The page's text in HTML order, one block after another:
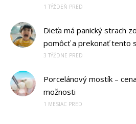
1 TÝŽDEŇ PRED
Dieťa má panický strach
pomôcť a prekonať tento
3 TÝŽDNE PRED
Porcelánový mostík –
možnosti
1 MESIAC PRED